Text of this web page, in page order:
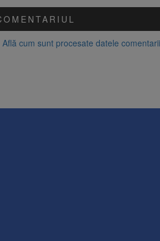
Află cum sunt procesate datele